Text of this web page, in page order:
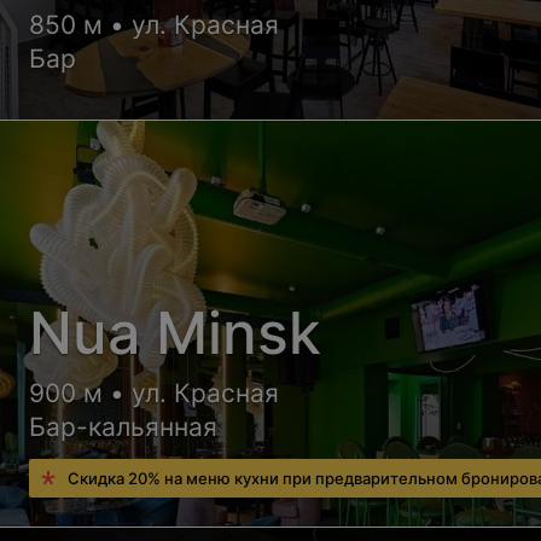
850 м • ул. Красная
Бар
Nua Minsk
900 м • ул. Красная
Бар-кальянная
Скидка 20% на меню кухни при предварительном